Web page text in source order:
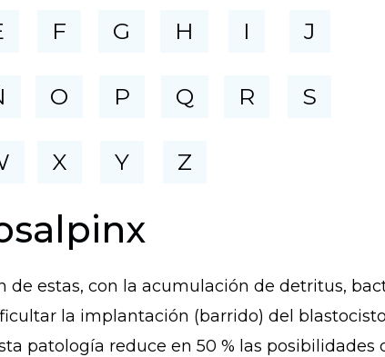
F
O
X
G
P
Y
H
Q
Z
I
R
J
S
estas, con la acumulación de detritus,
la implantación (barrido) del blastocisto
patología reduce en 50 % las posibilidades